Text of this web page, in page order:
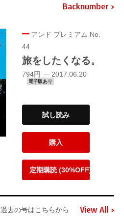
Backnumber
アンド プレミアム No.
44
旅をしたくなる。
794円 — 2017.06.20
電子版あり
試し読み
購入
定期購読 (30%OFF)
過去の号はこちらから View All